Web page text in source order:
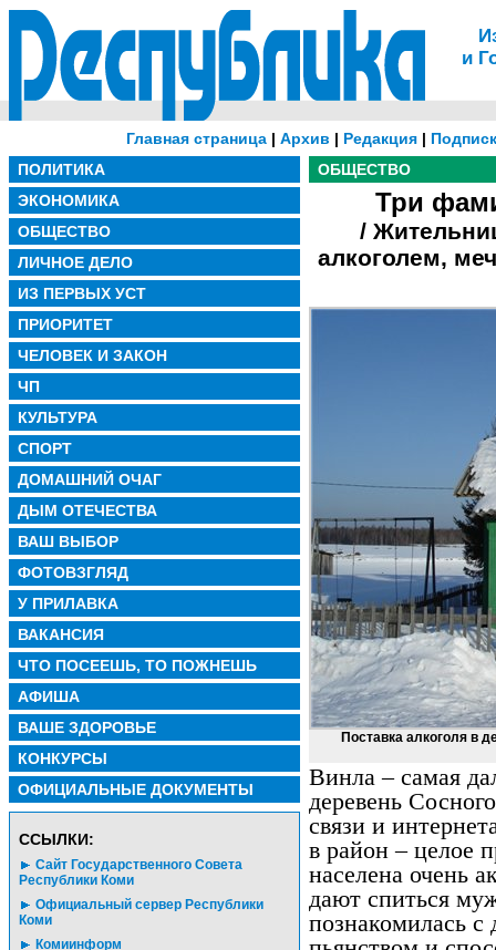
и
Главная страница| Архив | Редакция|
ПОЛИТИКА
ЭКОНОМИКА
ОБЩЕСТВО
ЛИЧНОЕ ДЕЛО
ИЗ ПЕРВЫХ УСТ
ПРИОРИТЕТ
ЧЕЛОВЕК И ЗАКОН
ЧП
КУЛЬТУРА
СПОРТ
ДОМАШНИЙ ОЧАГ
ДЫМ ОТЕЧЕСТВА
ВАШ ВЫБОР
ФОТОВЗГЛЯД
У ПРИЛАВКА
ВАКАНСИЯ
ЧТО ПОСЕЕШЬ, ТО ПОЖНЕШЬ
АФИША
ВАШЕ ЗДОРОВЬЕ
КОНКУРСЫ
ОФИЦИАЛЬНЫЕ ДОКУМЕНТЫ
CСЫЛКИ:
Сайт Государственного Совета
Республики Коми
Официальный сервер Республики
Коми
Комиинформ
ОБЩЕСТВО
Три
/
алкоголем,
Поставка алкоголя в
Винла – самая
деревень
связи и
в район – целое
населена очень
дают спиться
познакомилась